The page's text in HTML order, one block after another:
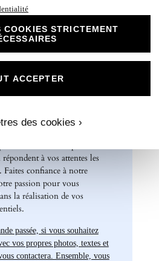
des cartes de
haute qualité pour un
de vos évènements
libre cours à votre
des souvenirs uniques
à vos attentes les
Faites confiance à notre
passion pour vous
la réalisation de vos
passée, si vous souhaitez
vos propres photos, textes et
contactera. Ensemble, vous
COOKIES STRICTEMENT
des cookies ›
ACCEPTER